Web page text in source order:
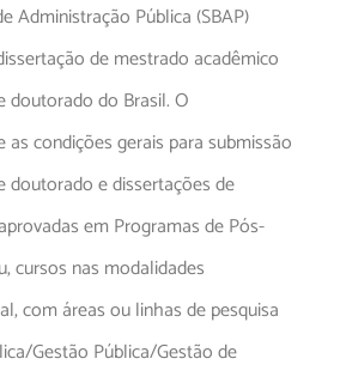
Administração Pública (SBAP)
de mestrado acadêmico
doutorado do Brasil. O
condições gerais para submissão
doutorado e dissertações de
em Programas de Pós-
cursos nas modalidades
com áreas ou linhas de pesquisa
Gestão Pública/Gestão de